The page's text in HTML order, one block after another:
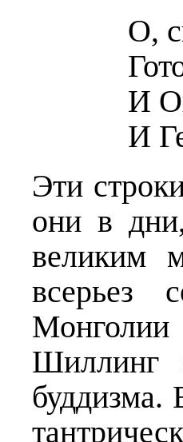
О,
И
И
Эти
они в
великим
всерьез
Шиллинг
буддизма.